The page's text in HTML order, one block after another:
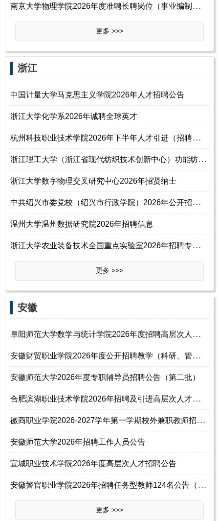
南
京大学物理学院2026年度准聘长聘岗位（事业编制）招聘公告
更多 >>>
浙江
中国计量大学马克思主义学院2026年人才招聘公告
浙江大学化学系2026年诚聘全球英才
杭
州科技职业技术学院2026年下半年人才引进（招聘）公告（44名）
浙
江理工大学（浙江省现代纺织技术创新中心）功能纺织品材料及绿色助剂团队
浙江大学数字物理交叉研究中心2026年招贤纳士
中
共绍兴市委党校（绍兴市行政学院）2026年公开招聘教师公告（第二批）
温州大学温州数据研究院2026年招聘信息
浙
江大学农业装备技术全国重点实验室2026年招聘专职研究员启事（博士研究生
更多 >>>
安徽
阜
阳师范大学数学与统计学院2026年度招聘高层次人才公告
安
徽财贸职业学院2026年度公开招聘教学（科研、管理）助理岗位人员公告
安徽师范大学2026年度专职辅导员招聘公告（第二批）
合
肥滨湖职业技术学院2026年招聘及引进高层次人才公告（51名）
徽
商职业学院2026-2027学年第一学期校外兼职教师招聘公告
安徽师范大学2026年招聘工作人员公告
宣城职业技术学院2026年度高层次人才招聘公告
安
徽警官职业学院2026年招聘任务型教师124名公告（第二批）
更多 >>>